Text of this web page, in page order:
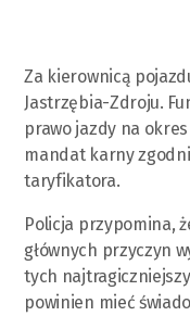
Za kierownicą
Jastrzębia-Zdroju.
prawo jazdy na
mandat karny
taryfikatora.
Policja przypomina,
głównych przyczyn
tych
powinien mieć